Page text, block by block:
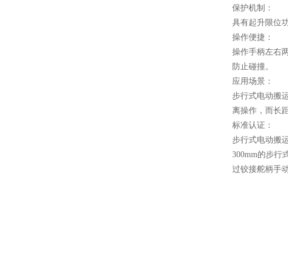
保护机制 ：
具有起升限位
操作便捷 ：
操作手柄左右
防止碰撞。
应用场景 ：
步行式电动搬
离操作，而长
标准认证 ：
步行式电动搬
300mm的步行
过铰接舵柄手